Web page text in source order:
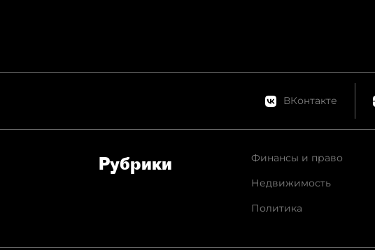
ВКонтакте
Рубрики
Финансы и право
Недвижимость
Политика